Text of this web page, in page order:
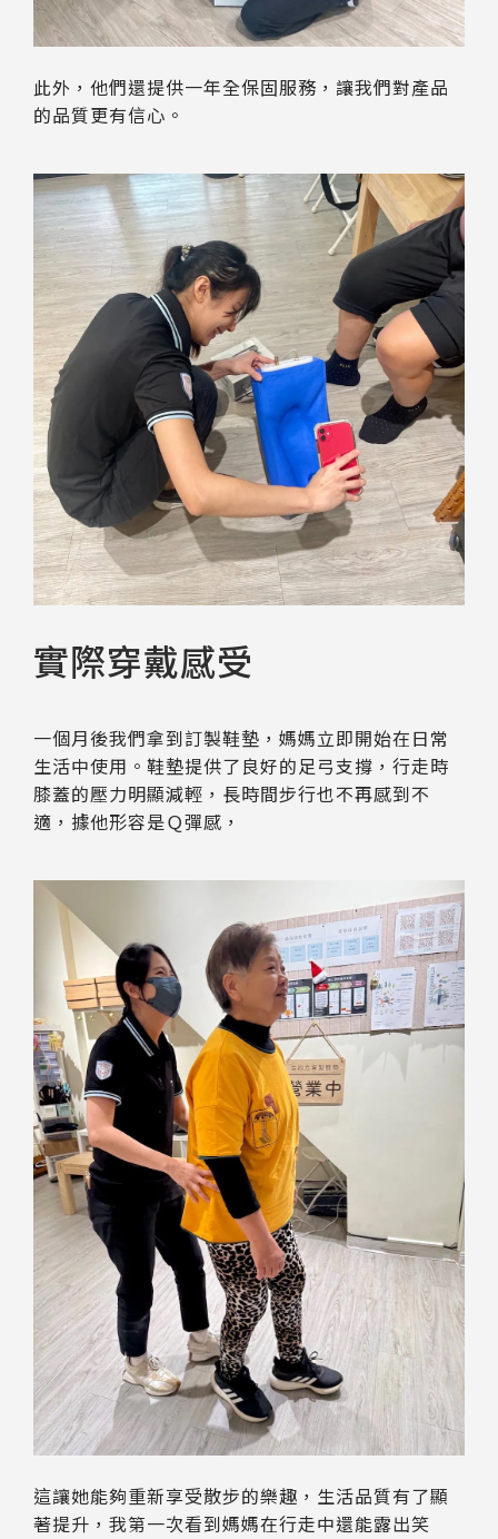
此外，他們還提供一年全保固服務，讓我們對產品
的品質更有信心。
實際穿戴感受
一個月後我們拿到訂製鞋墊，媽媽立即開始在日常
生活中使用。鞋墊提供了良好的足弓支撐，行走時
膝蓋的壓力明顯減輕，長時間步行也不再感到不
適，據他形容是Ｑ彈感，
這讓她能夠重新享受散步的樂趣，生活品質有了顯
著提升，我第一次看到媽媽在行走中還能露出笑